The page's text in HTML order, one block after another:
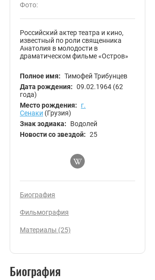
Фото:
Российский актер театра и кино,
известный по роли священника
Анатолия в молодости в
драматическом фильме «Остров»
Полное имя: Тимофей Трибунцев
Дата рождения: 09.02.1964 (62
года)
Место рождения:
г.
Сенаки (Грузия)
Знак зодиака:
Водолей
Новости со звездой: 25
Биография
Фильмография
Материалы (25)
Биография